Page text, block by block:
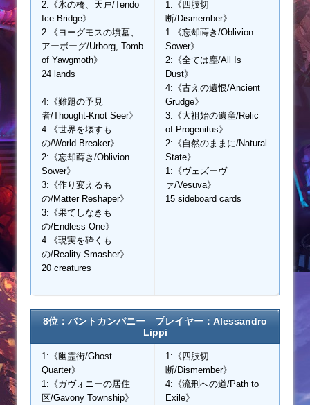
2:《氷の橋、天戸/Tendo
Ice Bridge》
2:《ヨーグモスの墳墓、
アーボーグ/Urborg, Tomb
of Yawgmoth》
24 lands
4:《難題の予見
者/Thought-Knot Seer》
4:《世界を壊すも
の/World Breaker》
2:《忘却蒔き/Oblivion
Sower》
3:《作り変えるも
の/Matter Reshaper》
3:《果てしなきも
の/Endless One》
4:《現実を砕くも
の/Reality Smasher》
20 creatures
1:《四肢切
断/Dismember》
1:《忘却蒔き/Oblivion
Sower》
2:《全ては塵/All Is
Dust》
4:《古えの遺恨/Ancient
Grudge》
3:《大祖始の遺産/Relic
of Progenitus》
2:《自然のままに/Natural
State》
1:《ヴェズーヴ
ァ/Vesuva》
15 sideboard cards
8位：バントカンパニー プレイヤー：Alessandro
Lippi
1:《幽霊街/Ghost
Quarter》
1:《ガヴォニーの居住
区/Gavony Township》
1:《四肢切
断/Dismember》
4:《流刑への道/Path to
Exile》